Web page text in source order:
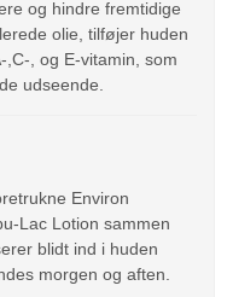
og hindre fremtidige
olie, tilføjer huden
, og E-vitamin, som
udseende.
Environ
Lac Lotion sammen
blidt ind i huden
morgen og aften.